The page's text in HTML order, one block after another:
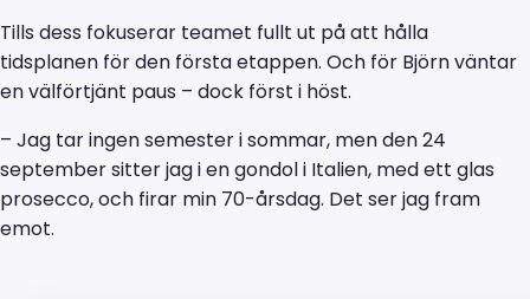
Tills dess fokuserar teamet fullt ut på att hålla
tidsplanen för den första etappen. Och för Björn väntar
en välförtjänt paus – dock först i höst.
– Jag tar ingen semester i sommar, men den 24
september sitter jag i en gondol i Italien, med ett glas
prosecco, och firar min 70-årsdag. Det ser jag fram
emot.